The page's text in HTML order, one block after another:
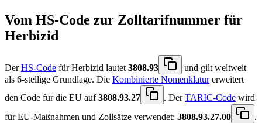
Vom HS-Code zur Zolltarifnummer für
Herbizid
DerHS-Code für Herbizid lautet3808.93
und gilt weltweit
als 6-stellige Grundlage. Die Kombinierte Nomenklaturerweitert
den Code für die EU auf3808.93.27 . DerTARIC-Code wird
für EU-Maßnahmen und Zollsätze verwendet: 3808.93.27.00
.